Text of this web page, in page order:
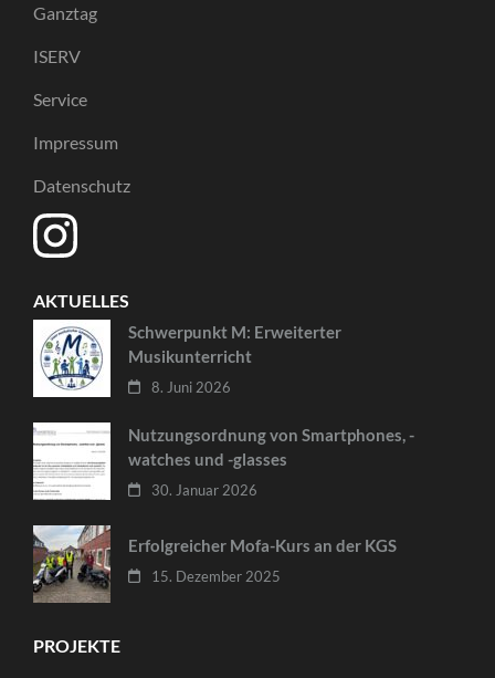
Ganztag
ISERV
Service
Impressum
Datenschutz
AKTUELLES
Schwerpunkt M: Erweiterter
Musikunterricht
8. Juni 2026
Nutzungsordnung von Smartphones, -
watches und -glasses
30. Januar 2026
Erfolgreicher Mofa-Kurs an der KGS
15. Dezember 2025
PROJEKTE